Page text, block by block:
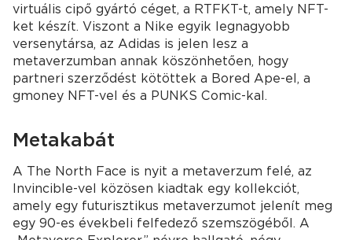
virtuális cipő gyártó céget, a RTFKT-t, amely NFT-
ket készít. Viszont a Nike egyik legnagyobb
versenytársa, az Adidas is jelen lesz a
metaverzumban annak köszönhetően, hogy
partneri szerződést kötöttek a Bored Ape-el, a
gmoney NFT-vel és a PUNKS Comic-kal.
Metakabát
A The North Face is nyit a metaverzum felé, az
Invincible-vel közösen kiadtak egy kollekciót,
amely egy futurisztikus metaverzumot jelenít meg
egy 90-es évekbeli felfedező szemszögéből. A